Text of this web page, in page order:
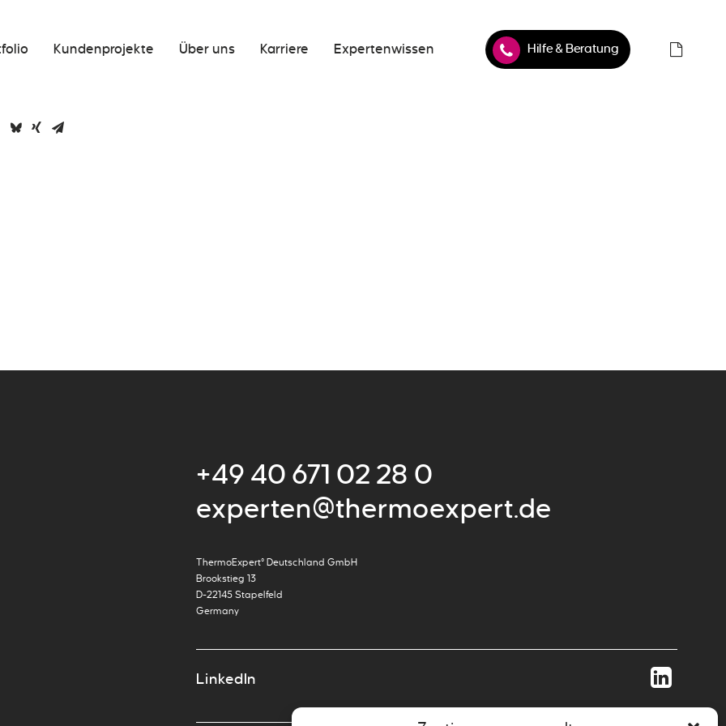
Kundenprojekte Über uns Karriere Expertenwissen Hilfe & Beratung
+49 40 671 02 28 0
experten@thermoexpert.de
ThermoExpert° Deutschland GmbH
Brookstieg 13
D-22145 Stapelfeld
Germany
LinkedIn